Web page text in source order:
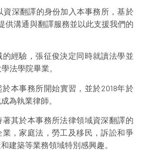
資深翻譯的身份加入本事務所，基於
供溝通與翻譯服務並以此支援我們的
經驗，張征俊決定同時就讀法學並
法學院畢業。
於本事務所開始實習，並於2018年於
為執業律師。
其於本事務所法律領域資深翻譯的
，家庭法，勞工及移民，訴訟和爭
建築等業務領域特別感興趣。